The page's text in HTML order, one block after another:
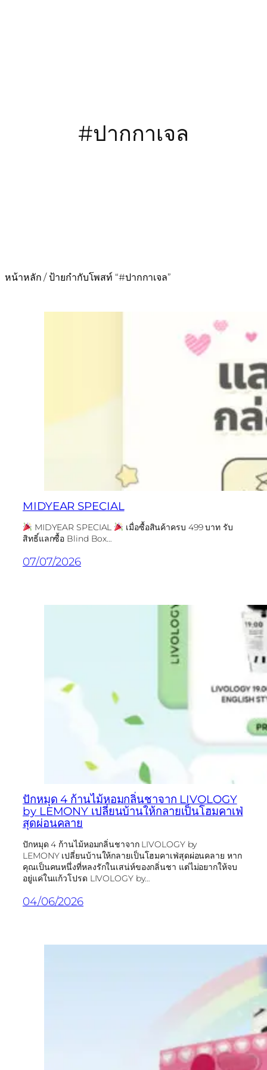
#ปากกาเจล
หน้าหลัก / ป้ายกำกับโพสท์ “#ปากกาเจล”
MIDYEAR SPECIAL
MIDYEAR SPECIAL
เมื่อซื้อสินค้าครบ 499 บาท รับ
สิทธิ์แลกซื้อ Blind Box…
07/07/2026
ปักหมุด 4 ก้านไม้หอมกลิ่นชาจาก LIVOLOGY
by LEMONY เปลี่ยนบ้านให้กลายเป็นโฮมคาเฟ่
สุดผ่อนคลาย
ปักหมุด 4 ก้านไม้หอมกลิ่นชาจาก LIVOLOGY by
LEMONY เปลี่ยนบ้านให้กลายเป็นโฮมคาเฟ่สุดผ่อนคลาย หาก
คุณเป็นคนหนึ่งที่หลงรักในเสน่ห์ของกลิ่นชา แต่ไม่อยากให้จบ
อยู่แค่ในแก้วโปรด LIVOLOGY by…
04/06/2026